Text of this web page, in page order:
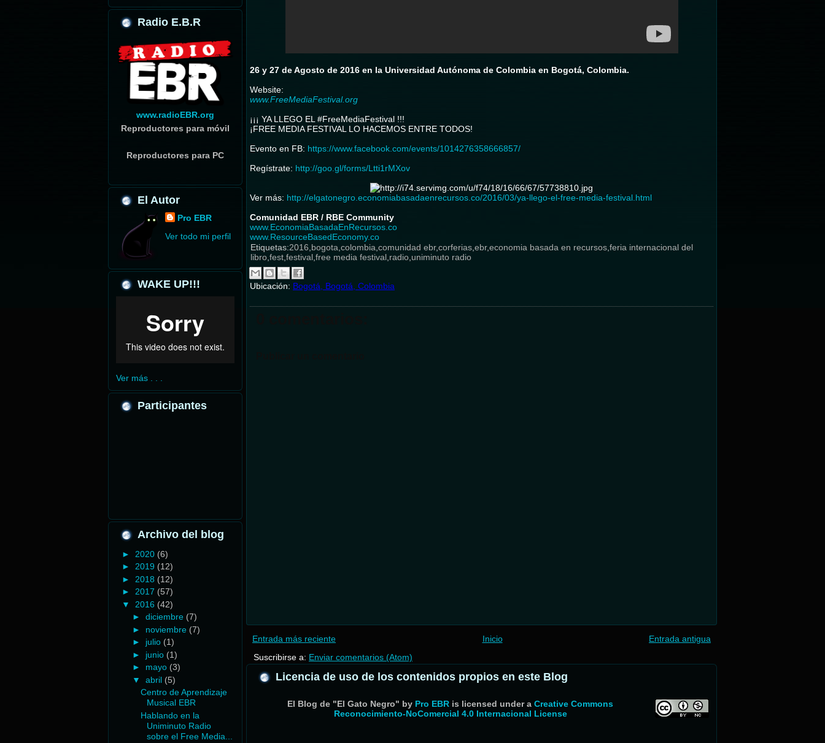
Radio E.B.R
www.radioEBR.org
Reproductores para móvil
Reproductores para PC
El Autor
Pro EBR
Ver todo mi perfil
WAKE UP!!!
Ver más . . .
Participantes
Archivo del blog
► 2020 (6)
► 2019 (12)
► 2018 (12)
► 2017 (57)
▼ 2016 (42)
► diciembre (7)
► noviembre (7)
► julio (1)
► junio (1)
► mayo (3)
▼ abril (5)
Centro de Aprendizaje
Musical EBR
Hablando en la
Uniminuto Radio
sobre el Free Media...
26 y 27 de Agosto de 2016 en la Universidad Autónoma de Colombia en Bogotá, Colombia.
Website:
www.FreeMediaFestival.org
¡¡¡ YA LLEGO EL #FreeMediaFestival !!!
¡FREE MEDIA FESTIVAL LO HACEMOS ENTRE TODOS!
Evento en FB: https://www.facebook.com/events/1014276358666857/
Regístrate: http://goo.gl/forms/Ltti1rMXov
Ver más: http://elgatonegro.economiabasadaenrecursos.co/2016/03/ya-llego-el-free-media-festival.html
Comunidad EBR / RBE Community
www.EconomiaBasadaEnRecursos.co
www.ResourceBasedEconomy.co
Etiquetas:2016 bogota colombia comunidad ebr,corferias ebr,economia basada en recursos feria internacional del
libro fest festival free media festival radio uniminuto radio
Ubicación: Bogotá, Bogotá, Colombia
Entrada más reciente Entrada antigua
Inicio
Suscribirse a: Enviar comentarios (Atom)
Licencia de uso de los contenidos propios en este Blog
El Blog de "El Gato Negro" by Pro EBR is licensed under a Creative Commons
Reconocimiento-NoComercial 4.0 Internacional License